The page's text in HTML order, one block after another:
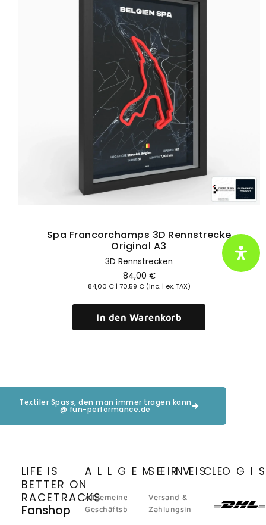
Rennsport-Vibes und einer Prise
Humor aufpeppen. Perfekt für
Motorsportbegeisterte und alle, die
ihre Leidenschaft mit Stil und
Selbstironie zeigen wollen.
Hier klicken
Spa Francorchamps 3D Rennstrecke
Original A3
3D Rennstrecken
84,00 €
84,00 €| 70,59 €(inc. | ex. TAX)
In den Warenkorb
Textiler Spass, den man immer tragen kann
@ fun-performance.de
LIFE IS
BETTER ON
RACETRACKS
Fanshop
ALLGEMEINES
Allgemeine
Geschäftsbedingungen
SERVICE
Versand &
Zahlungsinformation